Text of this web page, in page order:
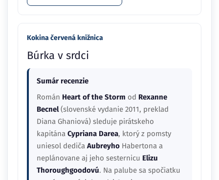
Kokina červená knižnica
Búrka v srdci
Sumár recenzie
Román Heart of the Storm od Rexanne
Becnel(slovenské vydanie 2011, preklad
Diana Ghaniová) sleduje pirátskeho
kapitána Cypriana Darea, ktorý z pomsty
uniesol dediča Aubreyho Habertona a
neplánovane aj jeho sesternicu Elizu
Thoroughgoodovú. Na palube sa spočiatku